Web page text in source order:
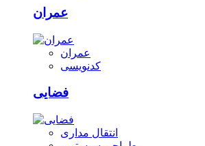
عمران
عمران
کدنویسی
فضایی
انتقال مداری